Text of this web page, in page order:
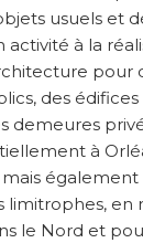
usuels et
activité à la
pour
des édifices
demeures
à
également
limitrophes, en
le Nord et